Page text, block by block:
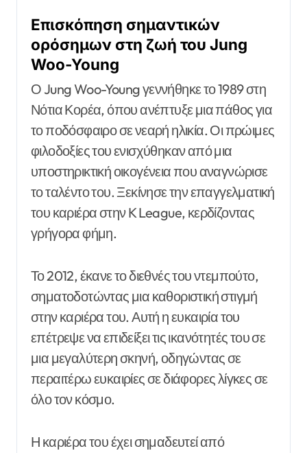
Επισκόπηση σημαντικών
ορόσημων στη ζωή του Jung
Woo-Young
Ο Jung Woo-Young γεννήθηκε το 1989 στη
Νότια Κορέα, όπου ανέπτυξε μια πάθος για
το ποδόσφαιρο σε νεαρή ηλικία. Οι πρώιμες
φιλοδοξίες του ενισχύθηκαν από μια
υποστηρικτική οικογένεια που αναγνώρισε
το ταλέντο του. Ξεκίνησε την επαγγελματική
του καριέρα στην K League, κερδίζοντας
γρήγορα φήμη.
Το 2012, έκανε το διεθνές του ντεμπούτο,
σηματοδοτώντας μια καθοριστική στιγμή
στην καριέρα του. Αυτή η ευκαιρία του
επέτρεψε να επιδείξει τις ικανότητές του σε
μια μεγαλύτερη σκηνή, οδηγώντας σε
περαιτέρω ευκαιρίες σε διάφορες λίγκες σε
όλο τον κόσμο.
Η καριέρα του έχει σημαδευτεί από